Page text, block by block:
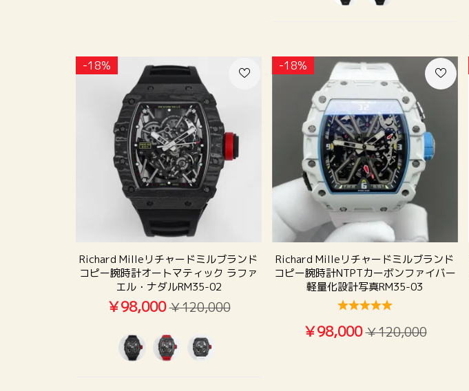
-18%
Richard Milleリチャードミルブランド
コピー腕時計オートマティック ラファ
エル・ナダルRM35-02
￥98,000 ￥120,000
-18%
Richard Milleリチャードミルブランド
コピー腕時計NTPTカーボンファイバー
軽量化設計写真RM35-03
￥98,000 ￥120,000